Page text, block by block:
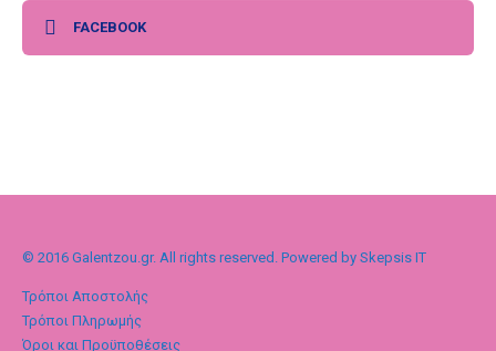
FACEBOOK
© 2016 Galentzou.gr. All rights reserved. Powered by Skepsis IT
Τρόποι Αποστολής
Τρόποι Πληρωμής
Όροι και Προϋποθέσεις